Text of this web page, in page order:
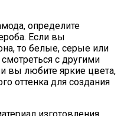
определите
Если вы
то белые, серые или
с другими
вы любите яркие цвета,
оттенка для создания